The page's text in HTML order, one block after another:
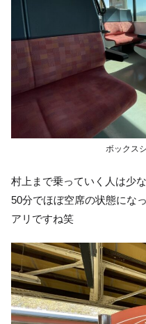
ボックス
村上まで乗っていく人は少
50分でほぼ空席の状態にな
アリですね笑